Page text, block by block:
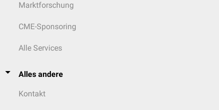
Marktforschung
CME-Sponsoring
Alle Services
Alles andere
Kontakt